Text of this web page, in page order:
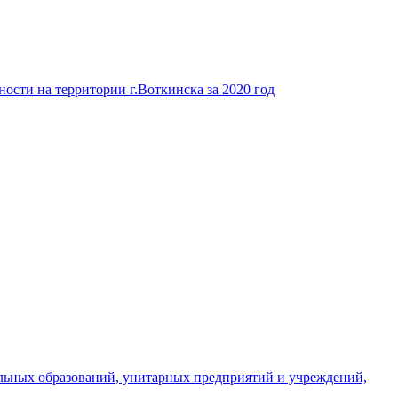
на территории г.Воткинска за 2020 год
образований, унитарных предприятий и учреждений,